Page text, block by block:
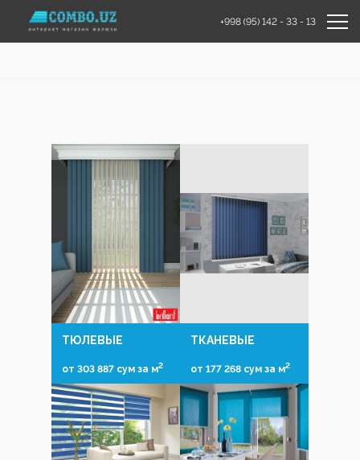
+998 (95) 142 - 33 - 13
ТЮЛЕВЫЕ
от 303 887 сум за м2
ТКАНЕВЫЕ
от 177 268 сум за м2